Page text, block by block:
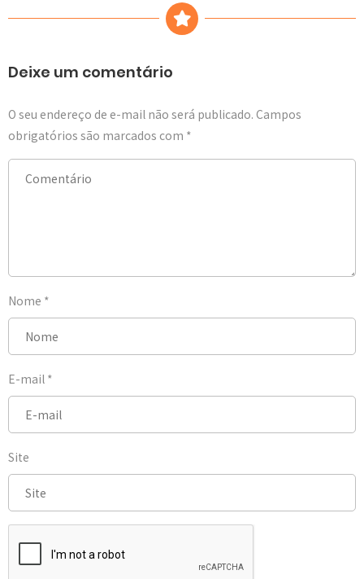
Deixe um comentário
O seu endereço de e-mail não será publicado. Campos
obrigatórios são marcados com *
Nome *
E-mail *
Site